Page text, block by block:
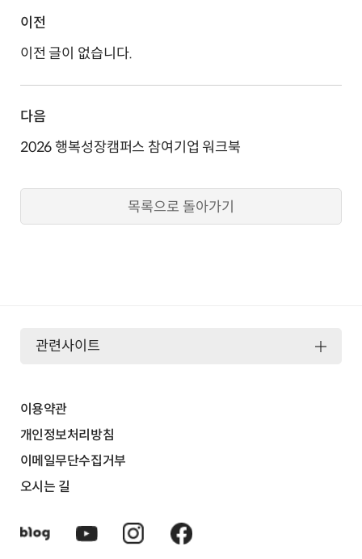
이전
이전 글이 없습니다.
다음
2026 행복성장캠퍼스 참여기업 워크북
목록으로 돌아가기
이용약관
개인정보처리방침
이메일무단수집거부
오시는 길
관련사이트